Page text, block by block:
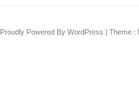
Proudly Powered By WordPress | Theme :